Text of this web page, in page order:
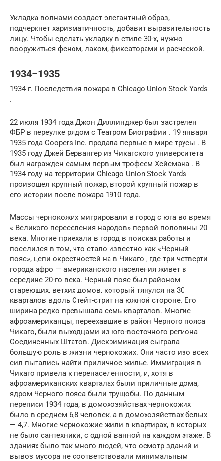
Укладка волнами создаст элегантный образ,
подчеркнет харизматичность, добавит выразительность
лицу. Чтобы сделать укладку в стиле 30-х, нужно
вооружиться феном, лаком, фиксаторами и расческой.
1934–1935
1934 г. Последствия пожара в Chicago Union Stock Yards
.
22 июля 1934 года Джон Диллинджер был застрелен
ФБР в переулке рядом с Театром Биографии . 19 января
1935 года Coopers Inc. продала первые в мире трусы . В
1935 году Джей Бервангер из Чикагского университета
был награжден самым первым трофеем Хейсмана . В
1934 году на территории Chicago Union Stock Yards
произошел крупный пожар, второй крупный пожар в
его истории после пожара 1910 года.
Массы чернокожих мигрировали в город с юга во время
« Великого переселения народов» первой половины 20
века. Многие приехали в город в поисках работы и
поселился в том, что стало известно как «Черный
пояс», цепи окрестностей на в Чикаго , где три четверти
города афро — американского населения живет в
середине 20-го века. Черный пояс был районом
стареющих, ветхих домов, который тянулся на 30
кварталов вдоль Стейт-стрит на южной стороне. Его
ширина редко превышала семь кварталов. Многие
афроамериканцы, переехавшие в район Черного пояса
Чикаго, были выходцами из юго-восточного региона
Соединенных Штатов. Дискриминация сыграла
большую роль в жизни чернокожих. Они часто изо всех
сил пытались найти приличное жилье. Иммиграция в
Чикаго привела к перенаселенности, и, хотя в
афроамериканских кварталах были приличные дома,
ядром Черного пояса были трущобы. По данным
переписи 1934 года, в домохозяйствах чернокожих
было в среднем 6,8 человек, а в домохозяйствах белых
— 4,7. Многие чернокожие жили в квартирах, в которых
не было сантехники, с одной ванной на каждом этаже. В
зданиях было так много людей, что осмотр зданий и
вывоз мусора не соответствовали минимальным